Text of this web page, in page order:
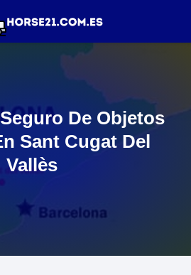
De Objetos
Sant Cugat Del
Vallès